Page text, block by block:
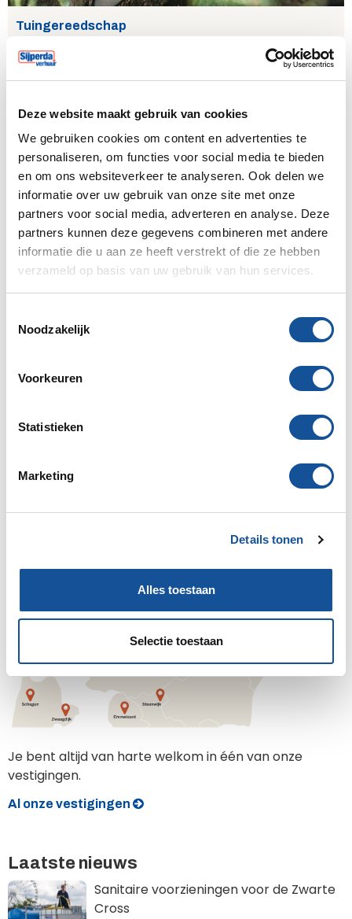
Deze website maakt gebruik van cookies
We gebruiken cookies om content en advertenties te
personaliseren, om functies voor social media te bieden
en om ons websiteverkeer te analyseren. Ook delen we
informatie over uw gebruik van onze site met onze
partners voor social media, adverteren en analyse. Deze
partners kunnen deze gegevens combineren met andere
informatie die u aan ze heeft verstrekt of die ze hebben
verzameld op basis van uw gebruik van hun services.
e
Noodzakelijk
Voorkeuren
Statistieken
Marketing
Details tonen
Alles toestaan
Selectie toestaan
Tuingereedschap
Bouwplaatsinrichting & Materieeldienst
Je bent altijd van harte welkom in één van onze
vestigingen.
Al onze vestigingen
Laatste nieuws
Sanitaire voorzieningen voor de Zwarte
Cross